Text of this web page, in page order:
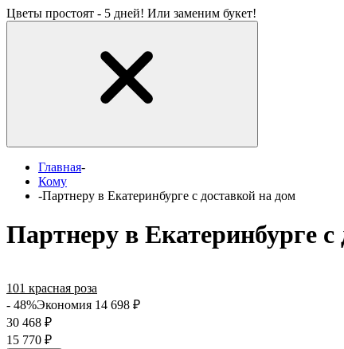
Цветы простоят - 5 дней! Или заменим букет!
Главная-
Кому
-Партнеру в Екатеринбурге с доставкой на дом
Партнеру в Екатеринбурге с
101 красная роза
- 48%Экономия 14 698 ₽
30 468 ₽
15 770 ₽